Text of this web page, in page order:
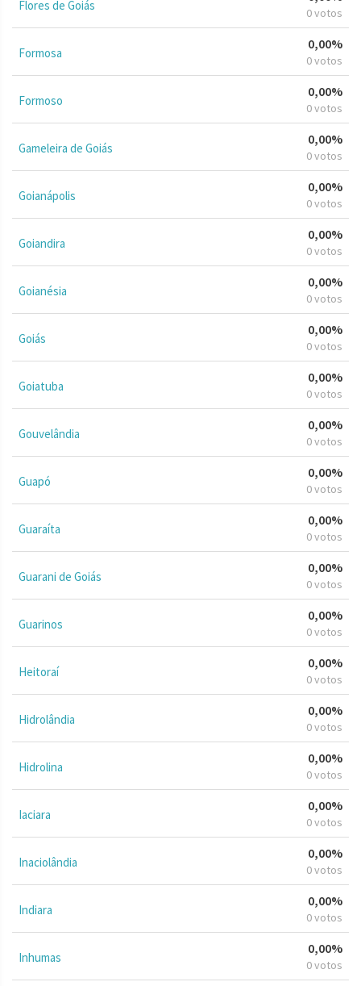
Flores de Goiás 0 votos
Formosa
0,00%
0 votos
Formoso
0,00%
0 votos
Gameleira de Goiás
0,00%
0 votos
Goianápolis
0,00%
0 votos
Goiandira
0,00%
0 votos
Goianésia
0,00%
0 votos
Goiás
0,00%
0 votos
Goiatuba
0,00%
0 votos
Gouvelândia
0,00%
0 votos
Guapó
0,00%
0 votos
Guaraíta
0,00%
0 votos
Guarani de Goiás
0,00%
0 votos
Guarinos
0,00%
0 votos
Heitoraí
0,00%
0 votos
Hidrolândia
0,00%
0 votos
Hidrolina
0,00%
0 votos
Iaciara
0,00%
0 votos
Inaciolândia
0,00%
0 votos
Indiara
0,00%
0 votos
Inhumas
0,00%
0 votos